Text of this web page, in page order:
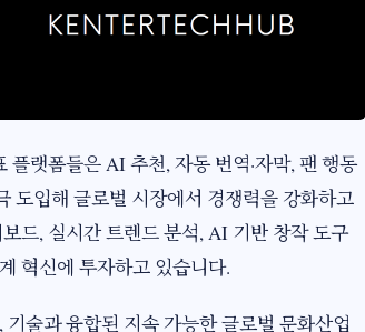
랫폼들은 AI 추천, 자동 번역·자막, 팬 행동
도입해 글로벌 시장에서 경쟁력을 강화하고
드, 실시간 트렌드 분석, AI 기반 창작 도구
혁신에 투자하고 있습니다.
술과 융합된 지속 가능한 글로벌 문화산업